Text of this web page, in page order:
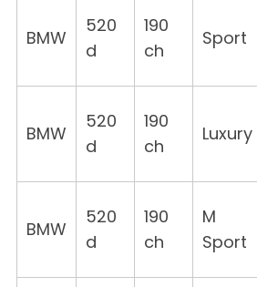
BMW
520
d
190
ch
Sport
BMW
520
d
190
ch
Luxury
BMW
520
d
190
ch
M
Sport